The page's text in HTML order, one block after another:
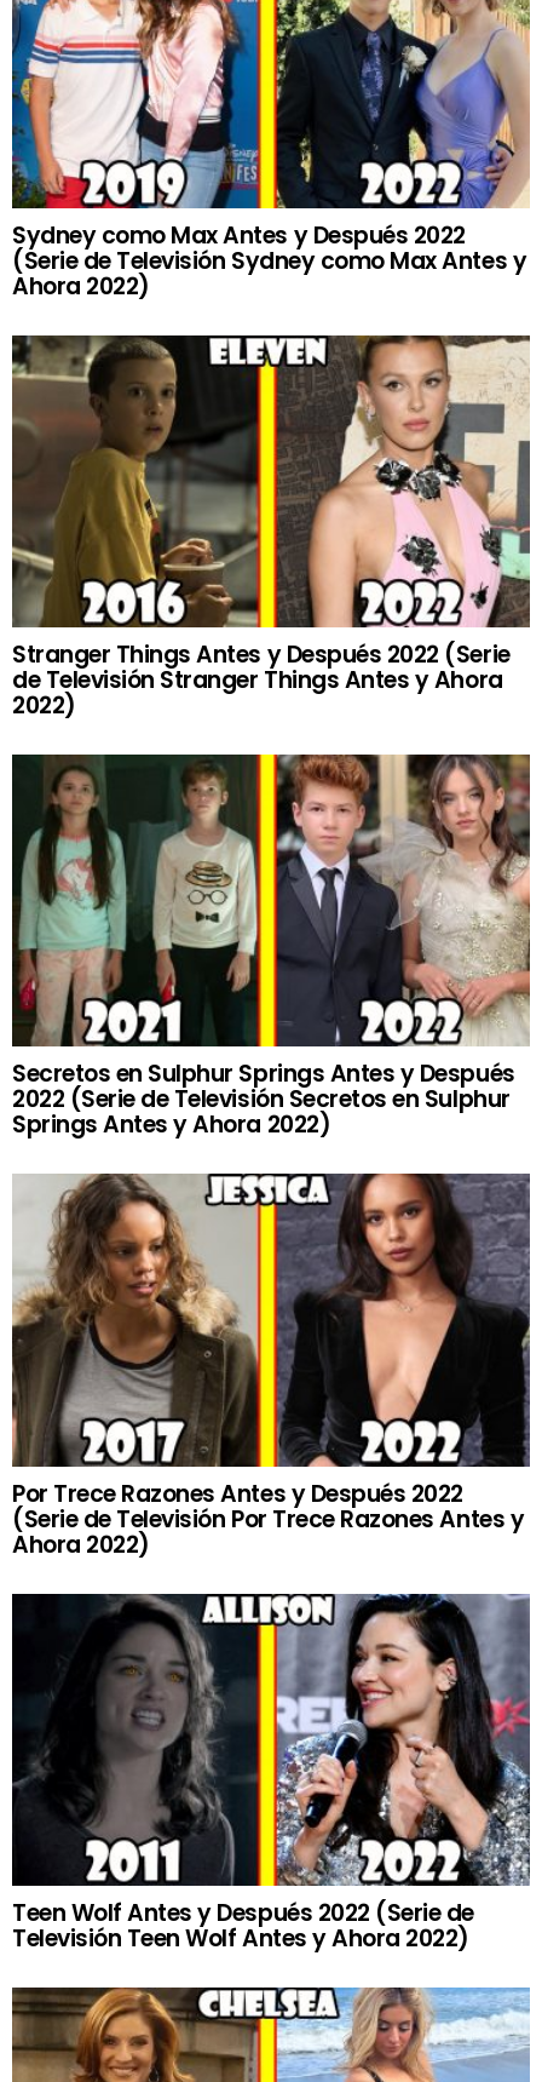
Sydney como Max Antes y Después 2022
(Serie de Televisión Sydney como Max Antes y
Ahora 2022)
Stranger Things Antes y Después 2022 (Serie
de Televisión Stranger Things Antes y Ahora
2022)
Secretos en Sulphur Springs Antes y Después
2022 (Serie de Televisión Secretos en Sulphur
Springs Antes y Ahora 2022)
Por Trece Razones Antes y Después 2022
(Serie de Televisión Por Trece Razones Antes y
Ahora 2022)
Teen Wolf Antes y Después 2022 (Serie de
Televisión Teen Wolf Antes y Ahora 2022)